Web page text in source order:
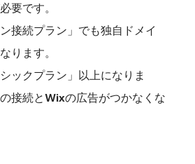
要です。
接続プラン」でも独自ドメイ
ります。
ックプラン」以上になりま
接続とWixの広告がつかなくな